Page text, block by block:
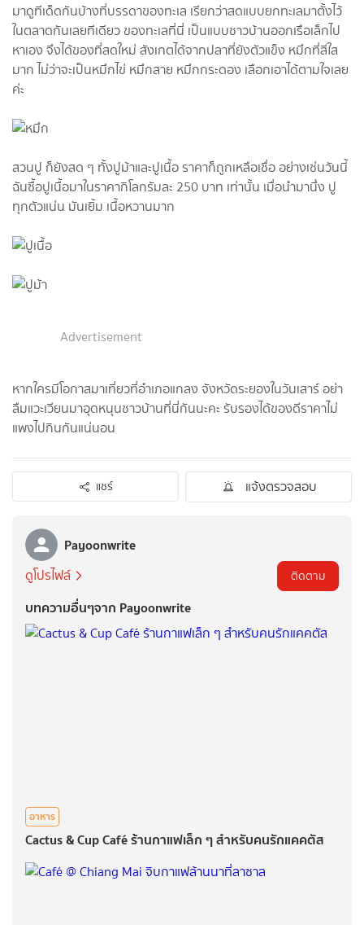
มาดูทีเด็ดกันบ้างที่บรรดาของทะเล เรียกว่าสดแบบยกทะเลมาตั้งไว้
ในตลาดกันเลยทีเดียว ของทะเลที่นี่ เป็นแบบชาวบ้านออกเรือเล็กไป
หาเอง จึงได้ของที่สดใหม่ สังเกตได้จากปลาที่ยังตัวแข็ง หมึกที่สีใส
มาก ไม่ว่าจะเป็นหมึกไข่ หมึกสาย หมึกกระดอง เลือกเอาได้ตามใจเลย
ค่ะ
สวนปู ก็ยังสด ๆ ทั้งปูม้าและปูเนื้อ ราคาก็ถูกเหลือเชื่อ อย่างเช่นวันนี้
ฉันซื้อปูเนื้อมาในราคากิโลกรัมละ 250 บาท เท่านั้น เมื่อนำมานึ่ง ปู
ทุกตัวแน่น มันเยิ้ม เนื้อหวานมาก
Advertisement
หากใครมีโอกาสมาเที่ยวที่อำเภอแกลง จังหวัดระยองในวันเสาร์ อย่า
ลืมแวะเวียนมาอุดหนุนชาวบ้านที่นี่กันนะคะ รับรองได้ของดีราคาไม่
แพงไปกินกันแน่นอน
แชร์ แจ้งตรวจสอบ
Payoonwrite
ดูโปรไฟล์ ติดตาม
บทความอื่นๆจาก Payoonwrite
อาหาร
Cactus & Cup Café ร้านกาแฟเล็ก ๆ สำหรับคนรักแคคตัส